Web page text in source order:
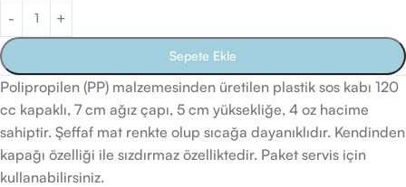
Sepete Ekle
Polipropilen (PP) malzemesinden üretilen plastik sos kabı 120
cc kapaklı, 7 cm ağız çapı, 5 cm yüksekliğe, 4 oz hacime
sahiptir. Şeffaf mat renkte olup sıcağa dayanıklıdır. Kendinden
kapağı özelliği ile sızdırmaz özelliktedir. Paket servis için
kullanabilirsiniz.